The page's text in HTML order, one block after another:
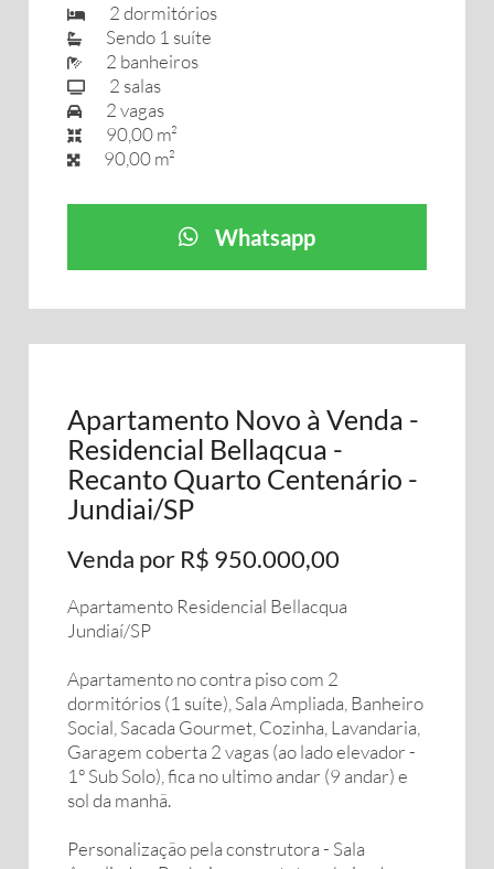
2 dormitórios
Sendo 1 suíte
2 banheiros
2 salas
2 vagas
90,00 m²
90,00 m²
Whatsapp
Apartamento Novo à Venda -
Residencial Bellaqcua -
Recanto Quarto Centenário -
Jundiai/SP
Venda por R$ 950.000,00
Apartamento Residencial Bellacqua
Jundiaí/SP
Apartamento no contra piso com 2
dormitórios (1 suíte), Sala Ampliada, Banheiro
Social, Sacada Gourmet, Cozinha, Lavandaria,
Garagem coberta 2 vagas (ao lado elevador -
1º Sub Solo), fica no ultimo andar (9 andar) e
sol da manhã.
Personalização pela construtora - Sala